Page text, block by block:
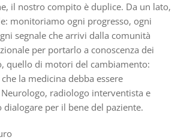
il nostro compito è duplice. Da un lato,
monitoriamo ogni progresso, ogni
segnale che arrivi dalla comunità
per portarlo a conoscenza dei
quello di motori del cambiamento:
la medicina debba essere
radiologo interventista e
per il bene del paziente.